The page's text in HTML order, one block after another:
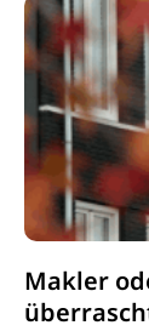
Makler